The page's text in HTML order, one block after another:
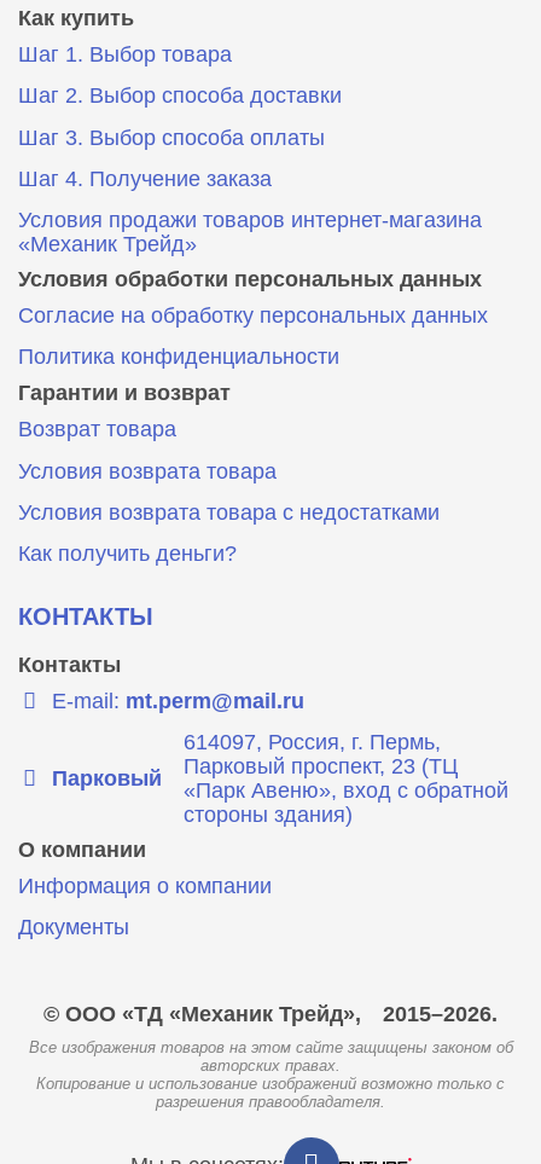
Как купить
Шаг 1. Выбор товара
Шаг 2. Выбор способа доставки
Шаг 3. Выбор способа оплаты
Шаг 4. Получение заказа
Условия продажи товаров интернет-магазина
«Механик Трейд»
Условия обработки персональных данных
Согласие на обработку персональных данных
Политика конфиденциальности
Гарантии и возврат
Возврат товара
Условия возврата товара
Условия возврата товара с недостатками
Как получить деньги?
КОНТАКТЫ
Контакты
E-mail: mt.perm@mail.ru
Парковый
614097, Россия, г. Пермь,
Парковый проспект, 23 (ТЦ
«Парк Авеню», вход с обратной
стороны здания)
О компании
Информация о компании
Документы
© ООО «ТД «Механик Трейд», 2015–2026.
Все изображения товаров на этом сайте защищены законом об
авторских правах.
Копирование и использование изображений возможно только с
разрешения правообладателя.